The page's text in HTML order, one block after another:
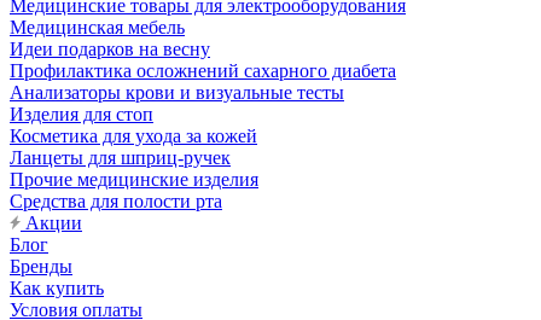
Медицинские товары для электрооборудования
Медицинская мебель
Идеи подарков на весну
Профилактика осложнений сахарного диабета
Анализаторы крови и визуальные тесты
Изделия для стоп
Косметика для ухода за кожей
Ланцеты для шприц-ручек
Прочие медицинские изделия
Средства для полости рта
Акции
Блог
Бренды
Как купить
Условия оплаты